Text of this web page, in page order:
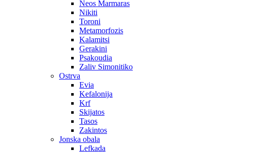
Neos Marmaras
Nikiti
Toroni
Metamorfozis
Kalamitsi
Gerakini
Psakoudia
Zaliv Simonitiko
Ostrva
Evia
Kefalonija
Krf
Skijatos
Tasos
Zakintos
Jonska obala
Lefkada